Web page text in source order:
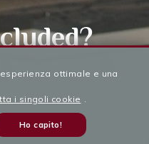
ottimale e una
i singoli cookie .
Ho capito!